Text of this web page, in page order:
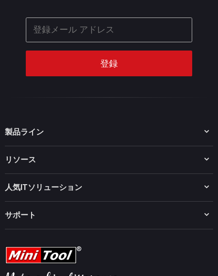
製品ライン
MiniTool Power Data Recovery
MiniTool PDF Editor
MiniTool MovieMaker
MiniTool uTube Downloader
リソース
データ復元ヒント
PDF編集ヒント
動画編集ヒント
ビデオ変換ヒント
画面録画ヒント
人気ITソリューション
MiniTool ニュースセンター
サポート
ヘルプ
返金ポリシー